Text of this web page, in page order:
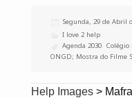
Publicado
Segunda, 29 de Abril
Categorias
I love 2 help
Etiquetas
Agenda 2030 Colégio
ONGD; Mostra do Filme
Help Images> Mafra